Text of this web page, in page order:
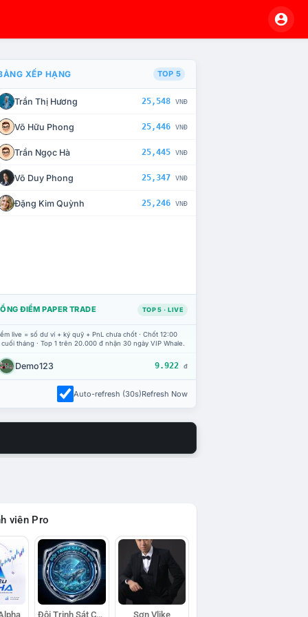
CHẾ TÀI XỬ LÝ VI PHẠM
XẾP HẠNG TOP 5
Trần Thị Hương 25,548 VNĐ
Võ Hữu Phong 25,446 VNĐ
Trần Ngọc Hà 25,445 VNĐ
Võ Duy Phong 25,347 VNĐ
Đặng Kim Quỳnh 25,246 VNĐ
ĐIỂM PAPER TRADE TOP 5 · LIVE
live = số dư ví + ký quỹ + PnL chưa chốt · Chốt 12:00
tháng · Top 1 trên 20.000 đ nhận 30 ngày VIP Whale.
Demo123 9.922 đ
Auto-refresh (30s)Refresh Now
viên Pro
Đội Trinh Sát Cá Voi Sơn Vlike